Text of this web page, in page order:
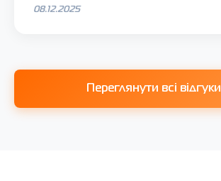
08.12.2025
Переглянути всі відгуки